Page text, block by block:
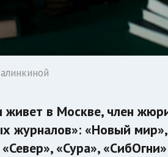
живет в Москве, член
журналов»: «Новый
«Сура»,